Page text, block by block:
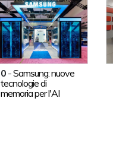
0 -Samsung: nuove
tecnologie di
memoria per l'AI